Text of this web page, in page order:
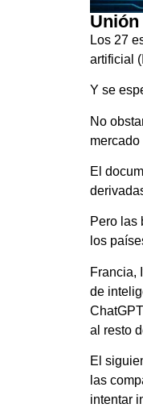
Los 27
artificial
Y se
No
mercado
El
Pero las
los
Francia,
de
al resto
El
las
intentar